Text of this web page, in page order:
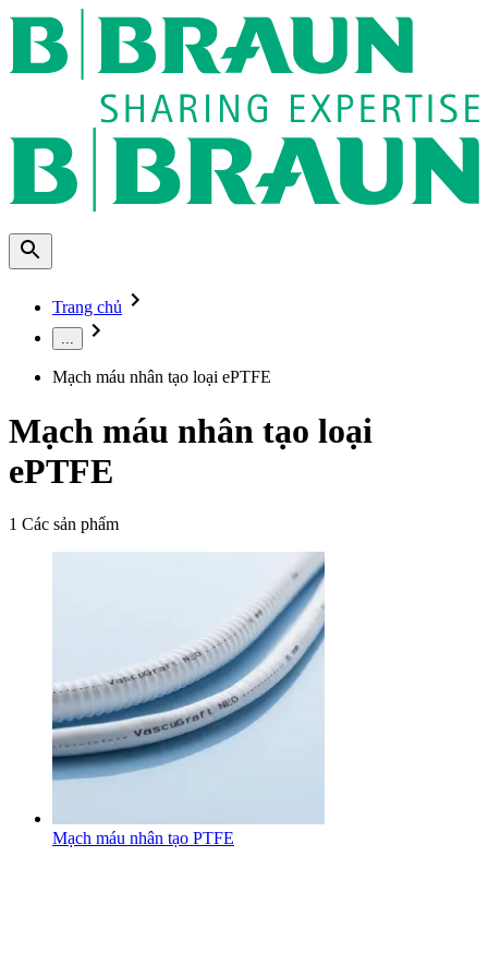
Trang chủ
...
Mạch máu nhân tạo loại ePTFE
Mạch máu nhân tạo loại
ePTFE
1 Các sản phẩm
Mạch máu nhân tạo PTFE